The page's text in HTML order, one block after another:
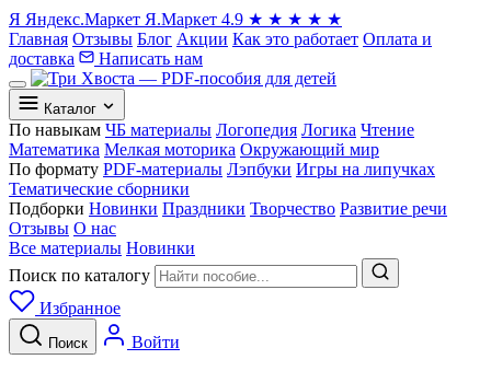
Я Яндекс.Маркет Я.Маркет 4.9 ★ ★ ★ ★ ★
Главная Отзывы Блог Акции Как это работает Оплата и
доставка
Написать нам
Каталог
По навыкам ЧБ материалы Логопедия Логика Чтение
Математика Мелкая моторика Окружающий мир
По формату PDF-материалы Лэпбуки Игры на липучках
Тематические сборники
Подборки Новинки Праздники Творчество Развитие речи
Отзывы О нас
Все материалы Новинки
Поиск по каталогу
Избранное
Поиск Войти